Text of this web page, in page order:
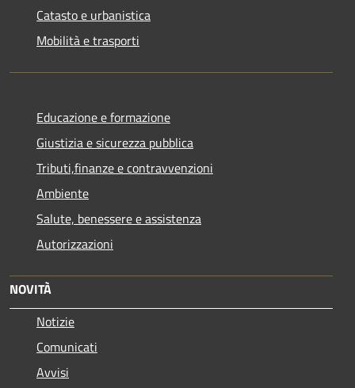
Catasto e urbanistica
Mobilità e trasporti
Educazione e formazione
Giustizia e sicurezza pubblica
Tributi,finanze e contravvenzioni
Ambiente
Salute, benessere e assistenza
Autorizzazioni
NOVITÀ
Notizie
Comunicati
Avvisi